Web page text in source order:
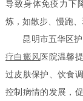
导致身体免疫力下
炼，如散步、慢跑
昆明市五华区护
疗白癜风 医院温馨
过皮肤保护、饮食
控制病情的发展，